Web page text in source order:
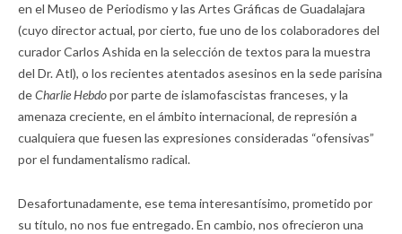
en el Museo de Periodismo y las Artes Gráficas de Guadalajara
(cuyo director actual, por cierto, fue uno de los colaboradores del
curador Carlos Ashida en la selección de textos para la muestra
del Dr. Atl), o los recientes atentados asesinos en la sede parisina
deCharlie Hebdopor parte de islamofascistas franceses, y la
amenaza creciente, en el ámbito internacional, de represión a
cualquiera que fuesen las expresiones consideradas “ofensivas”
por el fundamentalismo radical.
Desafortunadamente, ese tema interesantísimo, prometido por
su título, no nos fue entregado. En cambio, nos ofrecieron una